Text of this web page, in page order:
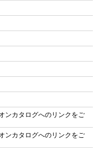
ンカタログへのリンクをご
ンカタログへのリンクをご